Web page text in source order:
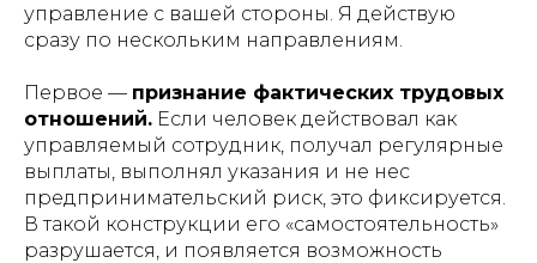
управление с вашей стороны. Я действую
сразу по нескольким направлениям.
Первое — признание фактических трудовых
отношений. Если человек действовал как
управляемый сотрудник, получал регулярные
выплаты, выполнял указания и не нес
предпринимательский риск, это фиксируется.
В такой конструкции его «самостоятельность»
разрушается, и появляется возможность